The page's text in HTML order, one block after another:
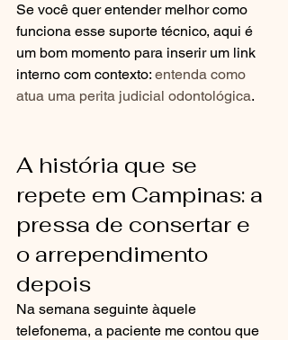
Se você quer entender melhor como
funciona esse suporte técnico, aqui é
um bom momento para inserir um link
interno com contexto: entenda como
atua uma perita judicial odontológica.
A história que se
repete em Campinas: a
pressa de consertar e
o arrependimento
depois
Na semana seguinte àquele
telefonema, a paciente me contou que